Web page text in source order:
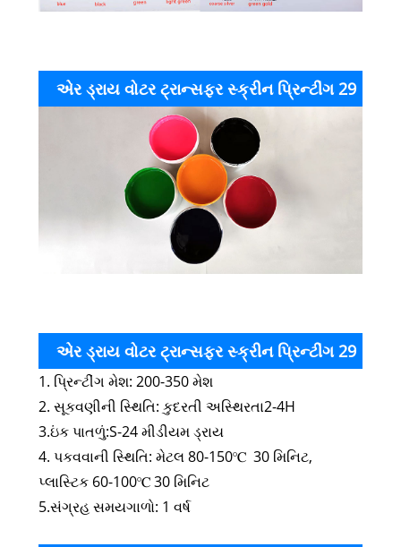
એર ડ્રાય વોટર ટ્રાન્સફર સ્ક્રીન પ્રિન્ટીંગ 29
સીરીઝ કલર ઇન્કનું ઉત્પાદન પ્રદર્શન
એર ડ્રાય વોટર ટ્રાન્સફર સ્ક્રીન પ્રિન્ટીંગ 29
સીરીઝ કલર ઇંકના પ્રિન્ટીંગ પરિમાણો
1. પ્રિન્ટીંગ મેશ: 200-350 મેશ
2. સૂકવણીની સ્થિતિ: કુદરતી અસ્થિરતા2-4H
3.ઇંક પાતળું:S-24 મીડીયમ ડ્રાય
4. પકવવાની સ્થિતિ: મેટલ 80-150℃ 30 મિનિટ,
પ્લાસ્ટિક 60-100℃ 30 મિનિટ
5.સંગ્રહ સમયગાળો: 1 વર્ષ